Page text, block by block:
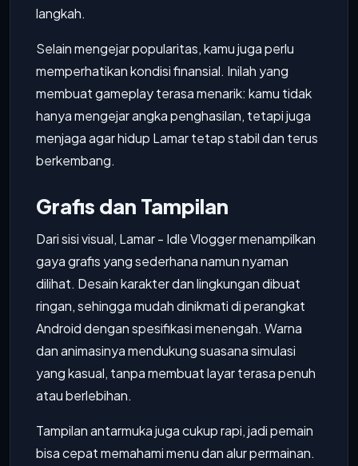
langkah.
Selain mengejar popularitas, kamu juga perlu
memperhatikan kondisi finansial. Inilah yang
membuat gameplay terasa menarik: kamu tidak
hanya mengejar angka penghasilan, tetapi juga
menjaga agar hidup Lamar tetap stabil dan terus
berkembang.
Grafis dan Tampilan
Dari sisi visual, Lamar - Idle Vlogger menampilkan
gaya grafis yang sederhana namun nyaman
dilihat. Desain karakter dan lingkungan dibuat
ringan, sehingga mudah dinikmati di perangkat
Android dengan spesifikasi menengah. Warna
dan animasinya mendukung suasana simulasi
yang kasual, tanpa membuat layar terasa penuh
atau berlebihan.
Tampilan antarmuka juga cukup rapi, jadi pemain
bisa cepat memahami menu dan alur permainan.